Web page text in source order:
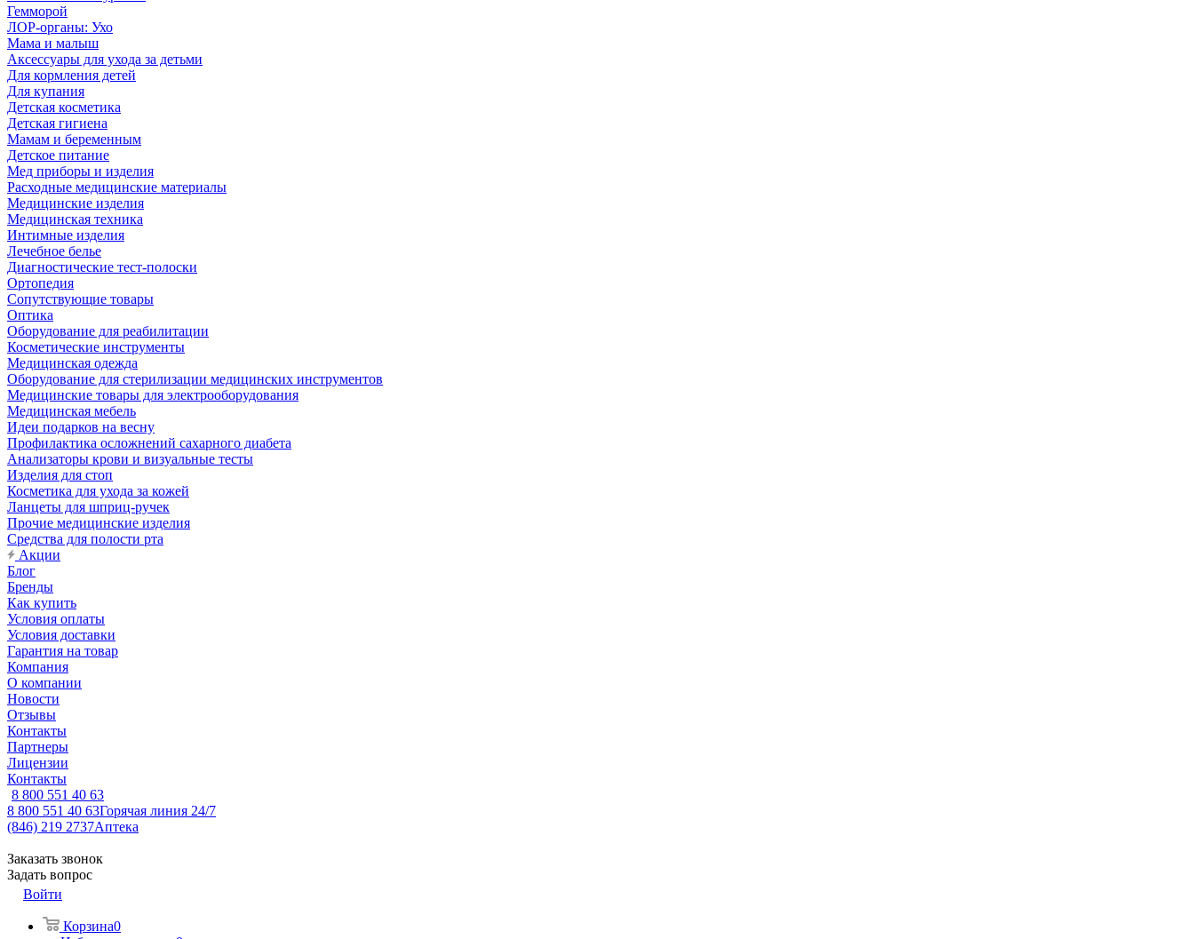
Гемморой
ЛОР-органы: Ухо
Мама и малыш
Аксессуары для ухода за детьми
Для кормления детей
Для купания
Детская косметика
Детская гигиена
Мамам и беременным
Детское питание
Мед приборы и изделия
Расходные медицинские материалы
Медицинские изделия
Медицинская техника
Интимные изделия
Лечебное белье
Диагностические тест-полоски
Ортопедия
Сопутствующие товары
Оптика
Оборудование для реабилитации
Косметические инструменты
Медицинская одежда
Оборудование для стерилизации медицинских инструментов
Медицинские товары для электрооборудования
Медицинская мебель
Идеи подарков на весну
Профилактика осложнений сахарного диабета
Анализаторы крови и визуальные тесты
Изделия для стоп
Косметика для ухода за кожей
Ланцеты для шприц-ручек
Прочие медицинские изделия
Средства для полости рта
Акции
Блог
Бренды
Как купить
Условия оплаты
Условия доставки
Гарантия на товар
Компания
О компании
Новости
Отзывы
Контакты
Партнеры
Лицензии
Контакты
8 800 551 40 63
8 800 551 40 63Горячая линия 24/7
(846) 219 2737Аптека
Заказать звонок
Задать вопрос
Войти
Корзина0